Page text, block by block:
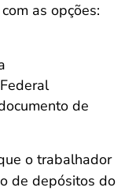
as opções:
de
o trabalhador
de depósitos do